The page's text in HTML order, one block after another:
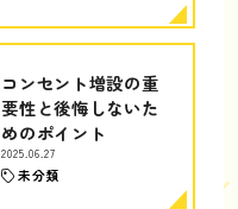
コンセント増設の重
要性と後悔しないた
めのポイント
2025.06.27
未分類